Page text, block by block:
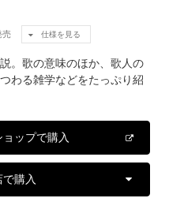
売 仕様を見る
。歌の意味のほか、歌人の
わる雑学などをたっぷり紹
ップで購入
購入